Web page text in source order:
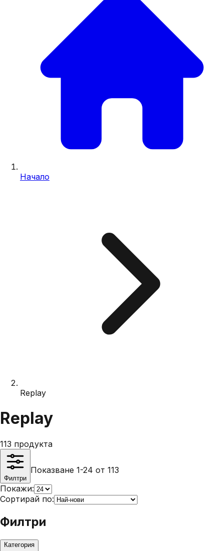
Начало
Replay
Replay
113 продукта
Филтри
Показване 1-24 от 113
Покажи:
Сортирай по:
Филтри
Категория